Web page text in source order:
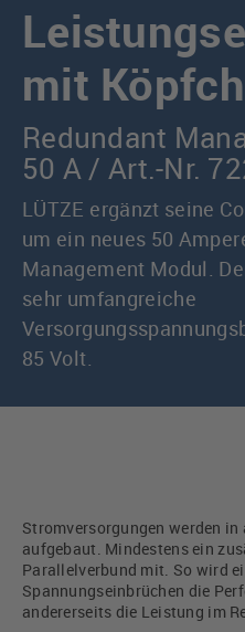
mit
Redundant
50 A / Art.-Nr.
LÜTZE ergänzt seine
um ein neues 50
Management Modul.
sehr umfangreiche
85 Volt.
Stromversorgungen werden in
aufgebaut. Mindestens ein
Parallelverbund mit. So wird
Spannungseinbrüchen die
andererseits die Leistung im